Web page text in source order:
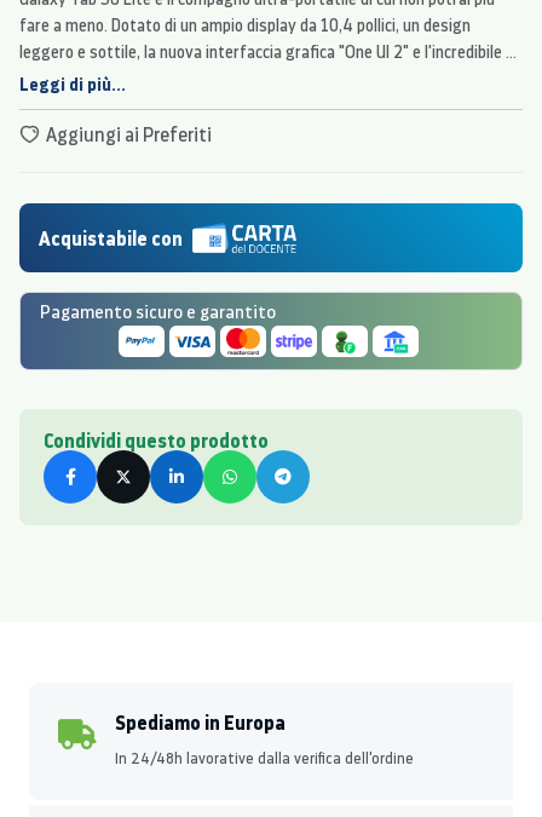
fare a meno. Dotato di un ampio display da 10,4 pollici, un design
leggero e sottile, la nuova interfaccia grafica "One UI 2" e l'incredibile S
Pen. Che tu voglia disegnare, prendere appunti o giocare, questo è il
tablet creato per essere sempre al tuo fianco.
Leggi di più...
Aggiungi ai Preferiti
Acquistabile con
Pagamento sicuro e garantito
Condividi questo prodotto
Spediamo in Europa
In 24/48h lavorative dalla verifica dell'ordine